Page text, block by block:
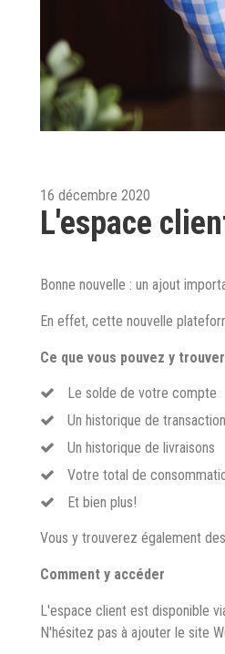
16 décembre 2020
L'espace
Bonne nouvelle : un ajout
En effet, cette nouvelle
Ce que vous pouvez y trouver
Le solde de votre compte
Un historique de
Un historique de livraisons
Votre total de
Et bien plus!
Vous y trouverez également
Comment y accéder
L'espace client est disponible
N'hésitez pas à ajouter le site